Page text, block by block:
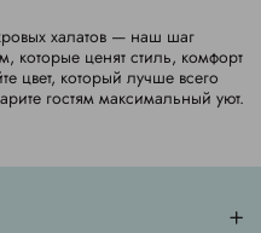
халатов — наш шаг
которые ценят стиль, комфорт
цвет, который лучше всего
гостям максимальный уют.